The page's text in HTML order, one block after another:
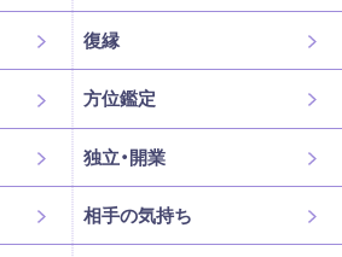
復縁
方位鑑定
独立・開業
相手の気持ち